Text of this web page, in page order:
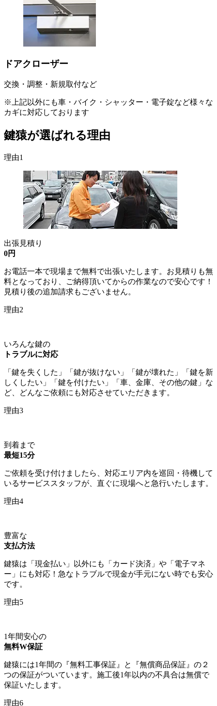
ドアクローザー
交換・調整・新規取付など
※上記以外にも車・バイク・シャッター・電子錠など様々な
カギに対応しております
鍵猿が選ばれる理由
理由1
出張見積り
0円
お電話一本で現場まで無料で出張いたします。お見積りも無
料となっており、ご納得頂いてからの作業なので安心です！
見積り後の追加請求もございません。
理由2
いろんな鍵の
トラブルに対応
「鍵を失くした」「鍵が抜けない」「鍵が壊れた」「鍵を新
しくしたい」「鍵を付けたい」「車、金庫、その他の鍵」な
ど、どんなご依頼にも対応させていただきます。
理由3
到着まで
最短15分
ご依頼を受け付けましたら、対応エリア内を巡回・待機して
いるサービススタッフが、直ぐに現場へと急行いたします。
理由4
豊富な
支払方法
鍵猿は「現金払い」以外にも「カード決済」や「電子マネ
ー」にも対応！急なトラブルで現金が手元にない時でも安心
です。
理由5
1年間安心の
無料W保証
鍵猿には1年間の『無料工事保証』と『無償商品保証』の２
つの保証がついています。施工後1年以内の不具合は無償で
保証いたします。
理由6